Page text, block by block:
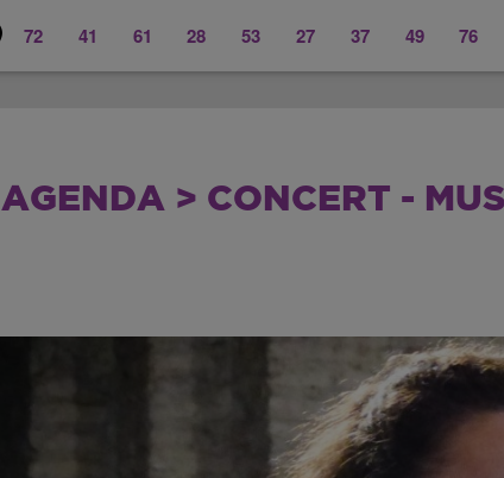
72 41 61 28 53 27 37 49 76
AGENDA > CONCERT -